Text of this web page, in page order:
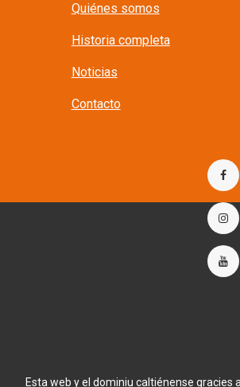
Quiénes somos
Historia completa
Noticias
Contacto
Esta web y el dominiu caltiénense gracies